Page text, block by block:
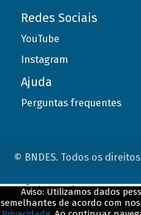
Redes Sociais
YouTube
Instagram
Ajuda
Perguntas frequentes
© BNDES. Todos os
Aviso: Utilizamos dados
semelhantes de acordo com
ConteÃºdo complementar
${title}${badge}